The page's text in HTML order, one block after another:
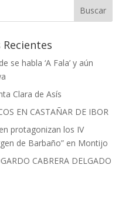
se habla ‘A Fala’ y aún
Clara de Asís
EN CASTAÑAR DE IBOR
protagonizan los IV
de Barbaño” en Montijo
CABRERA DELGADO